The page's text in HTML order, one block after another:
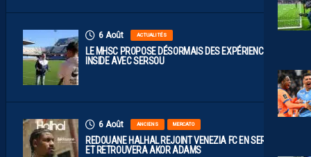
6 Août ACTUALITÉS
LE MHSC PROPOSE DÉSORMAIS DES EXPÉRIENCES
INSIDE AVEC SERSOU
6 Août ANCIENS MERCATO
REDOUANE HALHAL REJOINT VENEZIA FC EN SERIE A
ET RETROUVERA AKOR ADAMS